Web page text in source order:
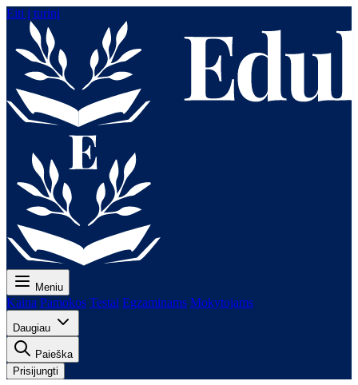
Eiti į turinį
Meniu
Kaina Pamokos Testai Egzaminams Mokytojams
Daugiau
Paieška
Prisijungti